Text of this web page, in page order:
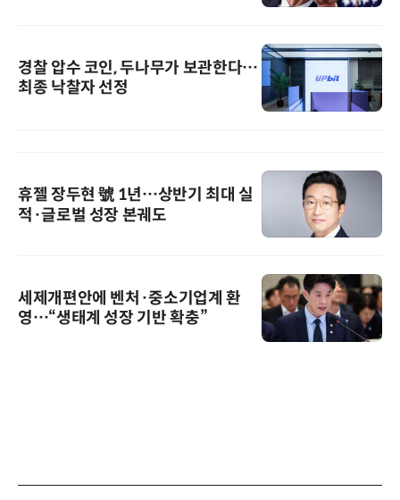
경찰 압수 코인, 두나무가 보관한다…
최종 낙찰자 선정
휴젤 장두현 號 1년…상반기 최대 실
적·글로벌 성장 본궤도
세제개편안에 벤처·중소기업계 환
영…“생태계 성장 기반 확충”